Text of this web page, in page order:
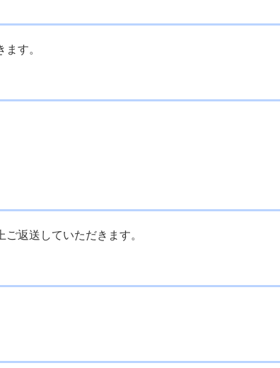
す。
返送していただきます。